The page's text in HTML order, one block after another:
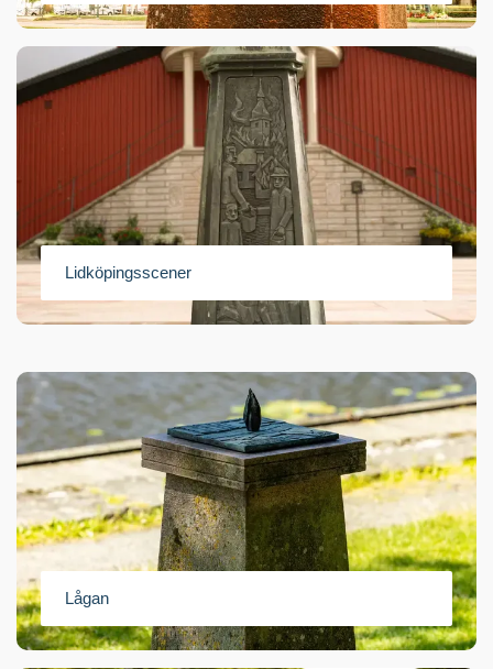
Lidköpingsscener
Lågan